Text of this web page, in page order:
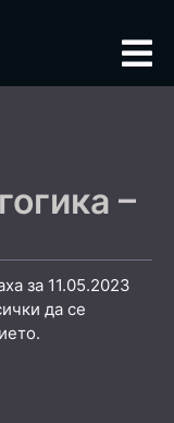
–
за 11.05.2023
да се